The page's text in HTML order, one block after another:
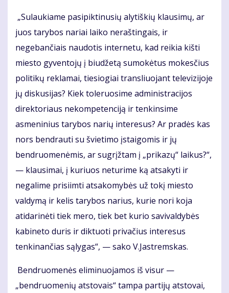
„Sulaukiame pasipiktinusių alytiškių klausimų, ar
juos tarybos nariai laiko neraštingais, ir
negebančiais naudotis internetu, kad reikia kišti
miesto gyventojų į biudžetą sumokėtus mokesčius
politikų reklamai, tiesiogiai transliuojant televizijoje
jų diskusijas? Kiek toleruosime administracijos
direktoriaus nekompetenciją ir tenkinsime
asmeninius tarybos narių interesus? Ar pradės kas
nors bendrauti su švietimo įstaigomis ir jų
bendruomenėmis, ar sugrįžtam į „prikazų“ laikus?“,
— klausimai, į kuriuos neturime ką atsakyti ir
negalime prisiimti atsakomybės už tokį miesto
valdymą ir kelis tarybos narius, kurie nori koja
atidarinėti tiek mero, tiek bet kurio savivaldybės
kabineto duris ir diktuoti privačius interesus
tenkinančias sąlygas“, — sako V.Jastremskas.
Bendruomenės eliminuojamos iš visur —
„bendruomenių atstovais“ tampa partijų atstovai,